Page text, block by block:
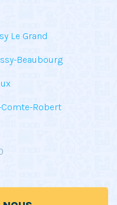
Le Grand
Beaubourg
Robert